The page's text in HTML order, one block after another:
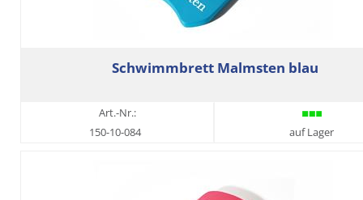
Schwimmbrett Malmsten blau
Art.-Nr.:
150-10-084
auf Lager